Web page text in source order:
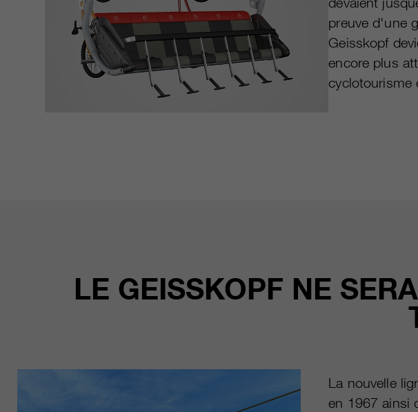
preuve d'une
Geisskopf
encore plus
cyclotourisme
LE GEISSKOPF NE
La nouvelle
en 1967 ainsi